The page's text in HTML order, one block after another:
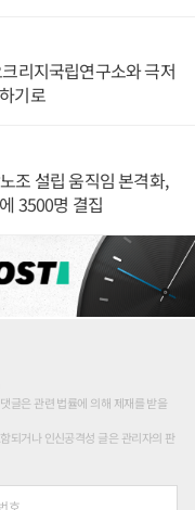
리지국립연구소와 극저
기로
조 설립 움직임 본격화,
3500명 결집
글은 관련 법률에 의해 제재를 받을
되거나 인신공격성 글은 관리자의 판